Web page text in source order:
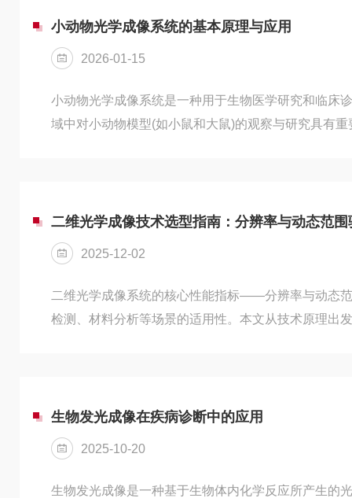
像属于内源自发发光技术，最大特点是无需外界激发
应产生可检测...
小动物光学成像系统的基本原理与应用
2026-01-15
小动物光学成像系统是一种用于生物医学研究和临床
域中对小动物模型(如小鼠和大鼠)的观察与研究具有
灯，能够产生特定波长的激发光。这些光源通常选择
的波长。...
二维光学成像技术选型指南：分辨率与动态范
2025-12-02
二维光学成像系统的核心性能指标——分辨率与动态
检测、材料分析等场景的适用性。本文从技术原理出
辨率达20-50nm，但需特殊荧光标记与复杂算法，适
生物发光成像在疾病诊断中的应用
2025-10-20
生物发光成像是一种基于生物体内化学反应所产生的